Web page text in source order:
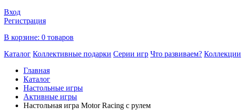
Вход
Регистрация
В корзине: 0 товаров
Каталог Коллективные подарки Серии игр Что развиваем? Коллекции
Главная
Каталог
Настольные игры
Активные игры
Настольная игра Motor Racing с рулем